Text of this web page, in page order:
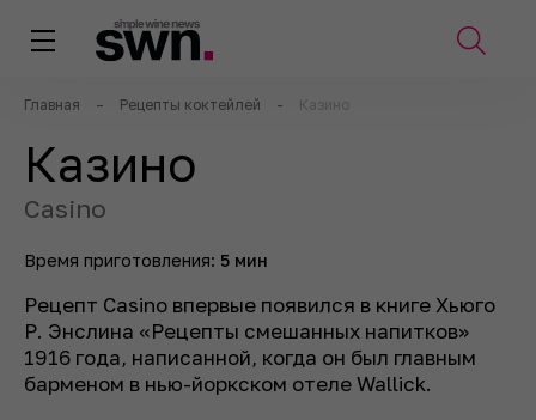
Главная – Рецепты коктейлей - Казино
Казино
Casino
Рецепт Casino впервые появился в книге Хьюго
Р. Энслина «Рецепты смешанных напитков»
1916 года, написанной, когда он был главным
барменом в нью-йоркском отеле Wallick.
Время приготовления: 5 мин